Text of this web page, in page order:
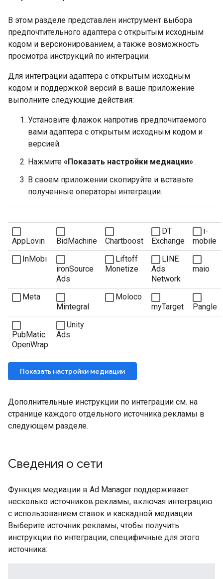
В этом разделе представлен инструмент выбора
предпочтительного адаптера с открытым исходным
кодом и версионированием, а также возможность
просмотра инструкций по интеграции.
Для интеграции адаптера с открытым исходным
кодом и поддержкой версий в ваше приложение
выполните следующие действия:
Установите флажок напротив предпочитаемого
вами адаптера с открытым исходным кодом и
версией.
Нажмите «Показать настройки медиации» .
В своем приложении скопируйте и вставьте
полученные операторы интеграции.
Дополнительные инструкции по интеграции см. на
странице каждого отдельного источника рекламы в
следующем разделе.
Сведения о сети
Функция медиации в Ad Manager поддерживает
несколько источников рекламы, включая интеграцию
с использованием ставок и каскадной медиации.
Выберите источник рекламы, чтобы получить
инструкции по интеграции, специфичные для этого
источника: